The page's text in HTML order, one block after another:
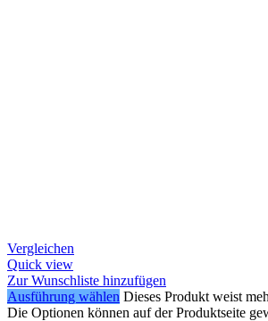
Vergleichen
Quick view
Zur Wunschliste hinzufügen
Ausführung wählen Dieses Produkt weist
Die Optionen können auf der Produktseite